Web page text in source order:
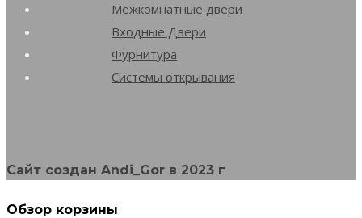
Межкомнатные двери
Входные Двери
Фурнитура
Системы открывания
Сайт создан Andi_Gor в 2023 г
Обзор корзины